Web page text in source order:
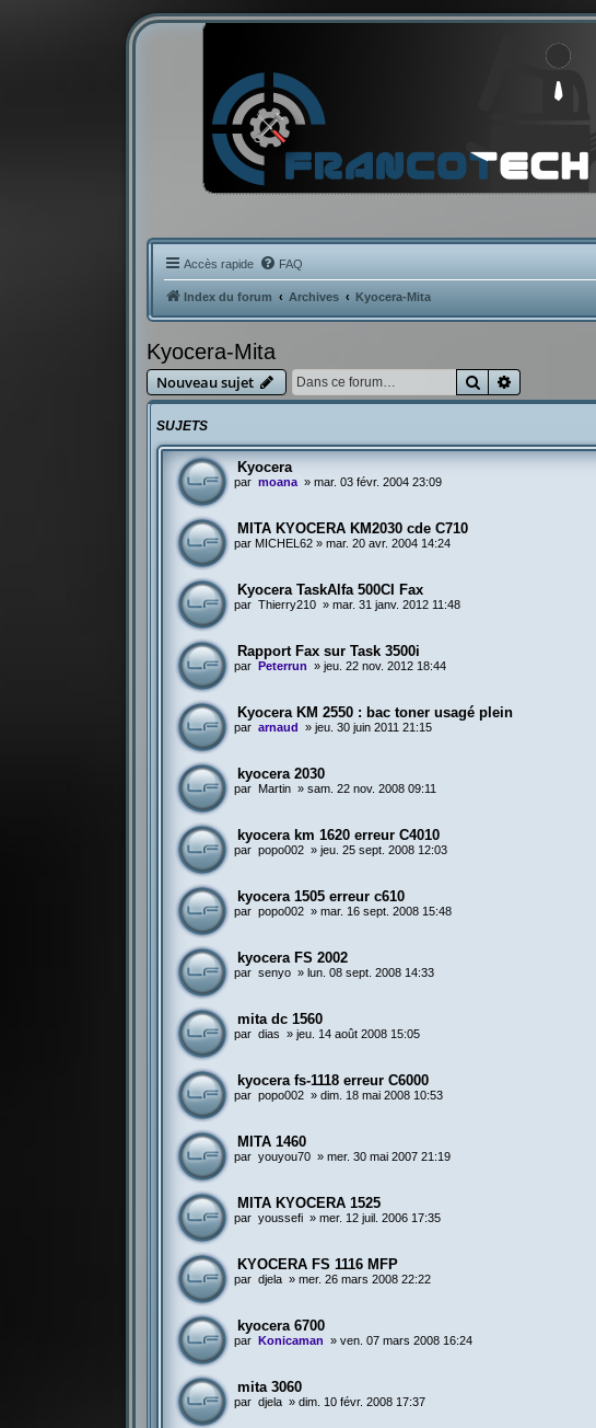
Accès rapide FAQ
Index du forum Archives Kyocera-Mita
Kyocera-Mita
Nouveau sujet Rechercher
SUJETS
Kyocera
par moana »mar. 03 févr. 2004 23:09
MITA KYOCERA KM2030 cde C710
par MICHEL62 »mar. 20 avr. 2004 14:24
Kyocera TaskAlfa 500CI Fax
par Thierry210 »mar. 31 janv. 2012 11:48
Rapport Fax sur Task 3500i
par Peterrun »jeu. 22 nov. 2012 18:44
Kyocera KM 2550 : bac toner usagé plein
par arnaud »jeu. 30 juin 2011 21:15
kyocera 2030
par Martin »sam. 22 nov. 2008 09:11
kyocera km 1620 erreur C4010
par popo002 »jeu. 25 sept. 2008 12:03
kyocera 1505 erreur c610
par popo002 »mar. 16 sept. 2008 15:48
kyocera FS 2002
par senyo » lun. 08 sept. 2008 14:33
mita dc 1560
par dias »jeu. 14 août 2008 15:05
kyocera fs-1118 erreur C6000
par popo002 »dim. 18 mai 2008 10:53
MITA 1460
par youyou70 »mer. 30 mai 2007 21:19
MITA KYOCERA 1525
par youssefi »mer. 12 juil. 2006 17:35
KYOCERA FS 1116 MFP
par djela »mer. 26 mars 2008 22:22
kyocera 6700
par Konicaman »ven. 07 mars 2008 16:24
mita 3060
par djela »dim. 10 févr. 2008 17:37